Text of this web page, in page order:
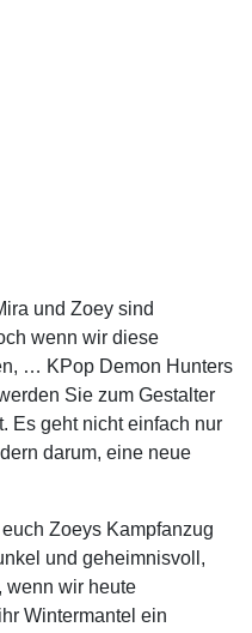
und Zoey sind
wenn wir diese
… KPop Demon Hunters
Sie zum Gestalter
Es geht nicht einfach nur
darum, eine neue
Zoeys Kampfanzug
und geheimnisvoll,
wenn wir heute
Wintermantel ein